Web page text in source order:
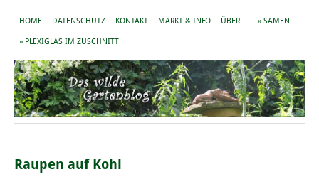
HOME DATENSCHUTZ KONTAKT MARKT & INFO ÜBER… » SAMEN
» PLEXIGLAS IM ZUSCHNITT
Raupen auf Kohl